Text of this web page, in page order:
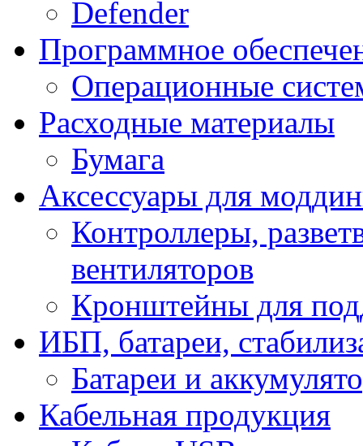
Defender
Программное
Операционные
Расходные материалы
Бумага
Аксессуары для
Контроллеры,
вентиляторов
Кронштейны для
ИБП, батареи,
Батареи и
Кабельная продукция